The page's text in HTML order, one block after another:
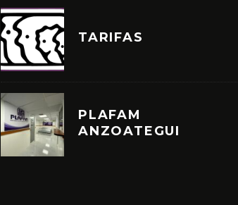
TARIFAS
PLAFAM
ANZOATEGUI